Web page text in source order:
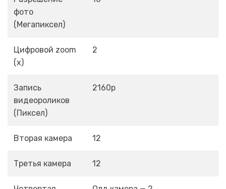
фото
(Мегапиксел)
Цифровой zoom
(х)
2
Запись
видеороликов
(Пиксел)
2160p
Вторая камера 12
Третья камера 12